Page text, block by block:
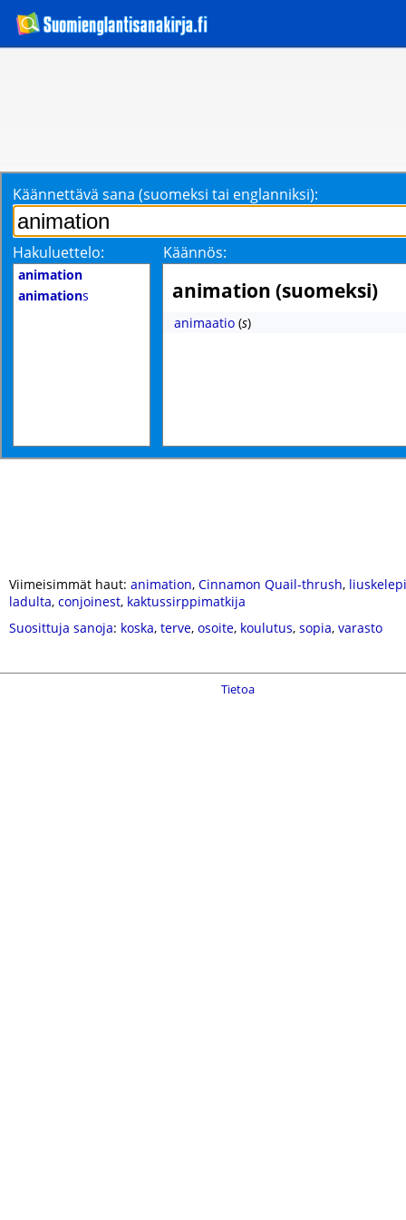
Käännettävä sana (suomeksi tai englanniksi):
Hakuluettelo: Käännös:
animation
animations animation (suomeksi)
animaatio (s)
Viimeisimmät haut: animation, Cinnamon Quail-thrush,
ladulta, conjoinest, kaktussirppimatkija
Suosittuja sanoja: koska, terve, osoite, koulutus, sopia, varasto
Tietoa